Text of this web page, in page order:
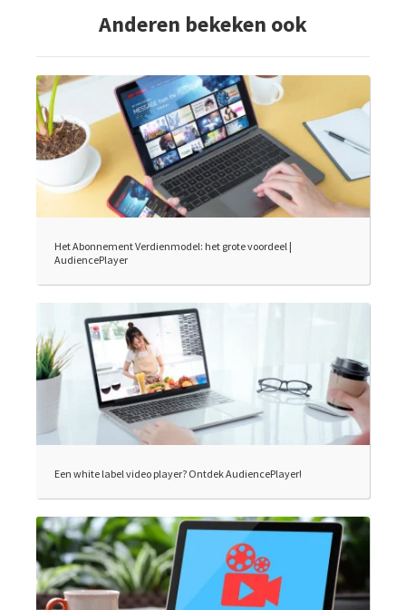
Anderen bekeken ook
Het Abonnement Verdienmodel: het grote voordeel |
AudiencePlayer
Een white label video player? Ontdek AudiencePlayer!